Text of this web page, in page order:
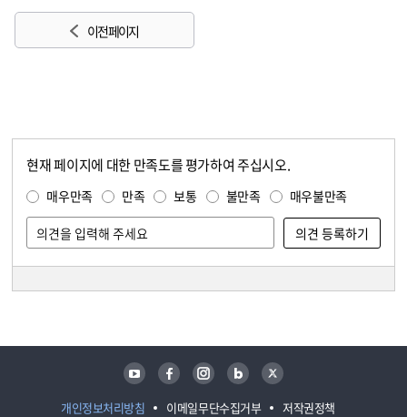
이전 페이지
현재 페이지에 대한 만족도를 평가하여 주십시오.
매우만족 만족 보통 불만족 매우불만족
개인정보처리방침 이메일무단수집거부 저작권정책
유튜브 페이스북 인스타그램 블로그 트위터